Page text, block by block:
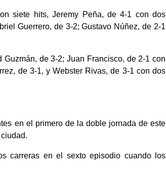
siete hits, Jeremy Peña, de 4-1 con dos
Guerrero, de 3-2; Gustavo Núñez, de 2-1
de 3-2; Juan Francisco, de 2-1 con
de 3-1, y Webster Rivas, de 3-1 con dos
en el primero de la doble jornada de este
carreras en el sexto episodio cuando los